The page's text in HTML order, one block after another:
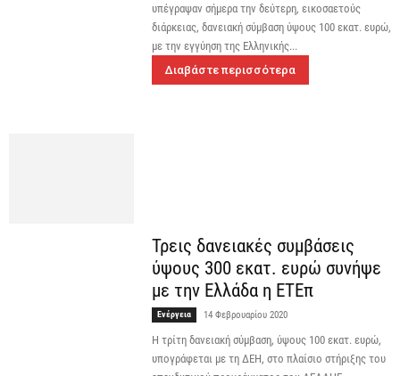
υπέγραψαν σήμερα την δεύτερη, εικοσαετούς
διάρκειας, δανειακή σύμβαση ύψους 100 εκατ. ευρώ,
με την εγγύηση της Ελληνικής...
Διαβάστε περισσότερα
Τρεις δανειακές συμβάσεις
ύψους 300 εκατ. ευρώ συνήψε
με την Ελλάδα η ΕΤΕπ
Ενέργεια 14 Φεβρουαρίου 2020
Η τρίτη δανειακή σύμβαση, ύψους 100 εκατ. ευρώ,
υπογράφεται με τη ΔΕΗ, στο πλαίσιο στήριξης του